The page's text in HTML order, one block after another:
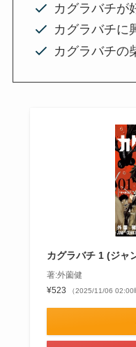
カグラバチが
カグラバチに
カグラバチの
カグラバチ 1 (ジャ
著:外薗健
¥523
（2025/11/06 02:00